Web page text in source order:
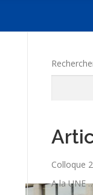
Colloque
A la UNE